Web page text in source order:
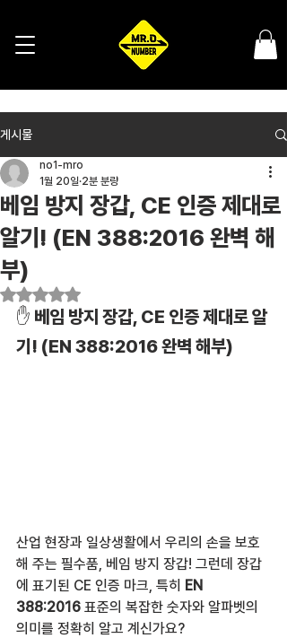
게시물
베임 방지 장갑, CE 인증 제대로
알기! (EN 388:2016 완벽 해
부)
no1-mro
1월 20일 2분 분량
별점 5점 중 NaN점을 주었습니다.
✋ 베임 방지 장갑, CE 인증 제대로 알
기! (EN 388:2016 완벽 해부)
산업 현장과 일상생활에서 우리의 손을 보호
해 주는 필수품, 베임 방지 장갑! 그런데 장갑
에 표기된 CE 인증 마크, 특히 EN
388:2016 표준의 복잡한 숫자와 알파벳의
의미를 정확히 알고 계신가요?